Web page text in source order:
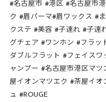
#名古屋市 #港区 #名古屋市
ク #眉パーマ#眉ワックス #
クステ #美容 #子連れ #子連
グチェア #ワンホン #フラッ
ダブルフラット #フェイス
ャンプー #名古屋市港区マ
屋イオンマツエク #茶屋イ
ュ #ROUGE